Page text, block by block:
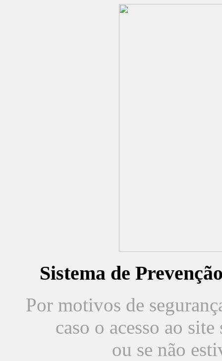
Sistema de
Por motivos de
caso o acesso ao
ou se não